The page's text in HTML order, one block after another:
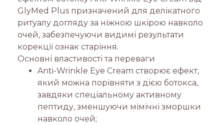
GlyMed Plus призначений для делікатного
ритуалу догляду за ніжною шкірою навколо
очей, забезпечуючи видимі результати
корекції ознак старіння.
Основні властивості та переваги
Anti-Wrinkle Eye Cream створює ефект,
який можна порівняти з дією ботокса,
завдяки спеціальному активному
пептиду, зменшуючи мімічні зморшки
навколо очей;